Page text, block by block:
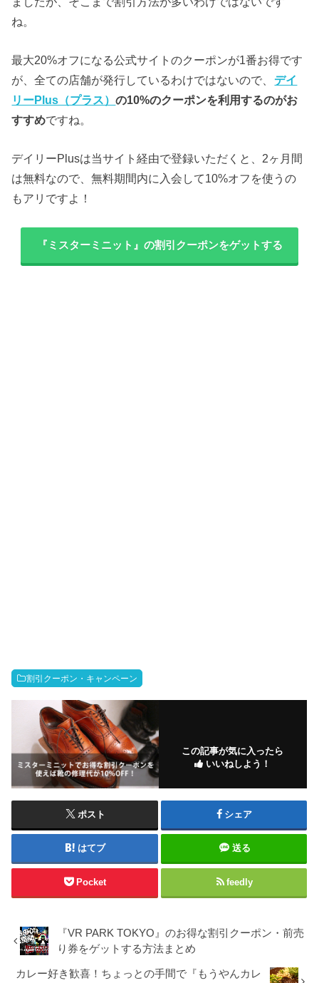
ね。
最大20%オフになる公式サイトのクーポンが1番お得です
が、全ての店舗が発行しているわけではないので、 デイ
リーPlus（プラス）の10%のクーポンを利用するのがお
すすめですね。
デイリーPlusは当サイト経由で登録いただくと、2ヶ月間
は無料なので、無料期間内に入会して10%オフを使うの
もアリですよ！
『ミスターミニット』の割引クーポンをゲットする
割引クーポン・キャンペーン
この記事が気に入ったら
いいねしよう！
ポスト シェア
はてブ 送る
Pocket feedly
『VR PARK TOKYO』のお得な割引クーポン・前売
り券をゲットする方法まとめ
カレー好き歓喜！ちょっとの手間で『もうやんカレ